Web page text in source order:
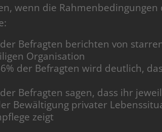
wenn die Rahmenbedingungen
Befragten berichten von
Organisation
der Befragten wird deutlich,
Befragten sagen, dass ihr
Bewältigung privater
zeigt